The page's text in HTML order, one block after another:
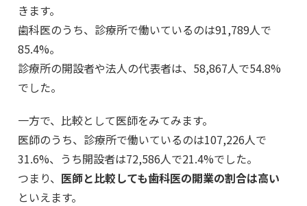
きます。
歯科医のうち、診療所で働いているのは91,789人で
85.4%。
診療所の開設者や法人の代表者は、58,867人で54.8%
でした。
一方で、比較として医師をみてみます。
医師のうち、診療所で働いているのは107,226人で
31.6%、うち開設者は72,586人で21.4%でした。
つまり、 医師と比較しても歯科医の開業の割合は高い
といえます。